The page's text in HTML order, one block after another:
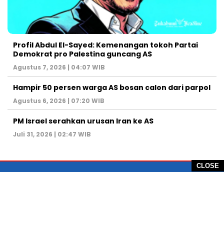
CLOSE
Profil Abdul El-Sayed: Kemenangan tokoh Partai
Demokrat pro Palestina guncang AS
Agustus 7, 2026 | 04:07 WIB
Hampir 50 persen warga AS bosan calon dari parpol
Agustus 6, 2026 | 07:20 WIB
PM Israel serahkan urusan Iran ke AS
Juli 31, 2026 | 02:47 WIB